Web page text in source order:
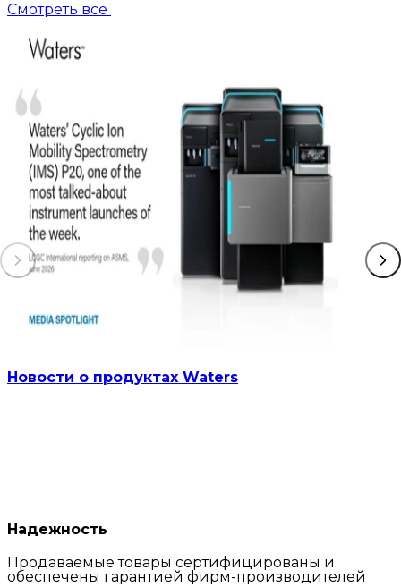
Смотреть все
Новости о продуктах Waters
Надежность
Продаваемые товары сертифицированы и
обеспечены гарантией фирм-производителей